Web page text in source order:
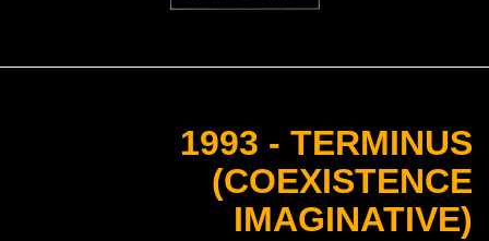
1993 - TERMINUS
(COEXISTENCE
IMAGINATIVE)